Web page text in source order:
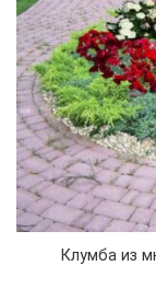
Клумба из